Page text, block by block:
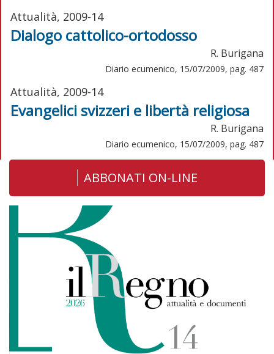
Attualità, 2009-14
Dialogo cattolico-ortodosso
R. Burigana
Diario ecumenico, 15/07/2009, pag. 487
Attualità, 2009-14
Evangelici svizzeri e libertà religiosa
R. Burigana
Diario ecumenico, 15/07/2009, pag. 487
ABBONATI ON-LINE